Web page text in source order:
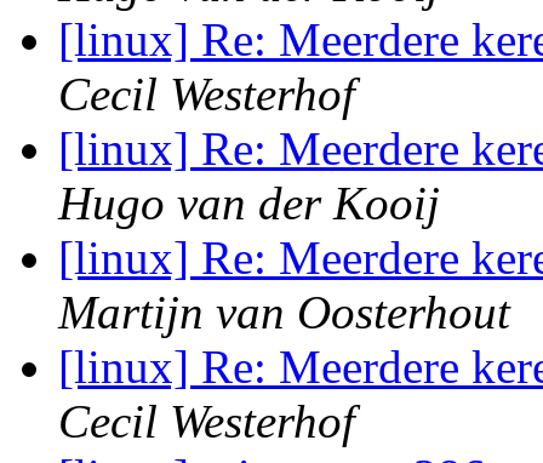
[linux] Re: Meerdere
Cecil Westerhof
[linux] Re: Meerdere
Hugo van der Kooij
[linux] Re: Meerdere
Martijn van Oosterhout
[linux] Re: Meerdere
Cecil Westerhof